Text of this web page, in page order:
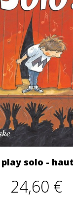
play solo -
24,60 €